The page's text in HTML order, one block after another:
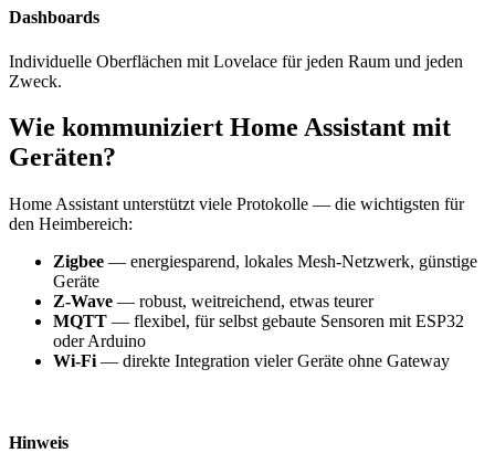
Dashboards
Individuelle Oberflächen mit Lovelace für jeden Raum und jeden
Zweck.
Wie kommuniziert Home Assistant mit
Geräten?
Home Assistant unterstützt viele Protokolle — die wichtigsten für
den Heimbereich:
Zigbee — energiesparend, lokales Mesh-Netzwerk, günstige
Geräte
Z-Wave — robust, weitreichend, etwas teurer
MQTT — flexibel, für selbst gebaute Sensoren mit ESP32
oder Arduino
Wi-Fi — direkte Integration vieler Geräte ohne Gateway
Hinweis